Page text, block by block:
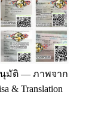
มัติ — ภาพจาก
& Translation